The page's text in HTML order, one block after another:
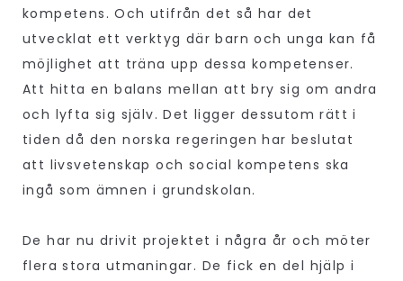
kompetens. Och utifrån det så har det
utvecklat ett verktyg där barn och unga kan få
möjlighet att träna upp dessa kompetenser.
Att hitta en balans mellan att bry sig om andra
och lyfta sig själv. Det ligger dessutom rätt i
tiden då den norska regeringen har beslutat
att livsvetenskap och social kompetens ska
ingå som ämnen i grundskolan.
De har nu drivit projektet i några år och möter
flera stora utmaningar. De fick en del hjälp i